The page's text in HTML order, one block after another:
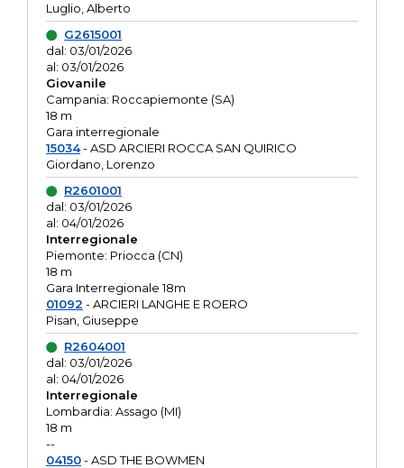
Luglio, Alberto
G2615001
dal: 03/01/2026
al: 03/01/2026
Giovanile
Campania: Roccapiemonte (SA)
18 m
Gara interregionale
15034- ASD ARCIERI ROCCA SAN QUIRICO
Giordano, Lorenzo
R2601001
dal: 03/01/2026
al: 04/01/2026
Interregionale
Piemonte: Priocca (CN)
18 m
Gara Interregionale 18m
01092 - ARCIERI LANGHE E ROERO
Pisan, Giuseppe
R2604001
dal: 03/01/2026
al: 04/01/2026
Interregionale
Lombardia: Assago (MI)
18 m
--
04150- ASD THE BOWMEN